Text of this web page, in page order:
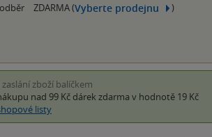
ZDARMA (Vyberte prodejnu )
zaslání zboží balíčkem
nad 99 Kč dárek zdarma v hodnotě 19 Kč
listy